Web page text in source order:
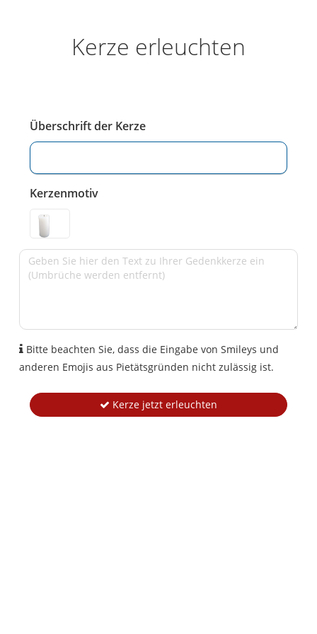
Kerze erleuchten
Überschrift der Kerze
Kerzenmotiv
Bitte beachten Sie, dass die Eingabe von Smileys und
anderen Emojis aus Pietätsgründen nicht zulässig ist.
Kerze jetzt erleuchten